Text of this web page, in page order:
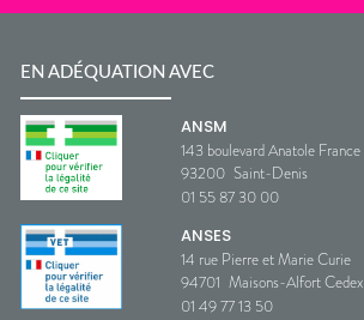
EN ADÉQUATION AVEC
ANSM
143 boulevard Anatole France
93200 Saint-Denis
01 55 87 30 00
ANSES
14 rue Pierre et Marie Curie
94701 Maisons-Alfort Cedex
01 49 77 13 50